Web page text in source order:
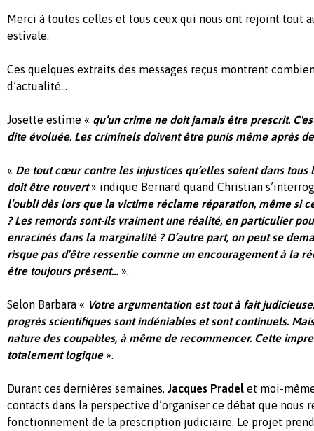
Merci à toutes celles et tous ceux qui nous ont rejoint tout
estivale.
Ces quelques extraits des messages reçus montrent
d’actualité…
Josette estime « qu’un crime ne doit jamais être prescrit.
dite évoluée. Les criminels doivent être punis même après
« De tout cœur contre les injustices qu’elles soient dans tous
doit être rouvert » indique Bernard quand Christian
l’oubli dès lors que la victime réclame réparation, même si
? Les remords sont-ils vraiment une réalité, en particulier
enracinés dans la marginalité ? D’autre part, on peut se
risque pas d’être ressentie comme un encouragement à la
être toujours présent… ».
Selon Barbara « Votre argumentation est tout à fait
progrès scientifiques sont indéniables et sont continuels.
nature des coupables, à même de recommencer. Cette
totalement logique».
Durant ces dernières semaines, Jacques Pradel et moi-
contacts dans la perspective d’organiser ce débat que nous
fonctionnement de la prescription judiciaire. Le projet